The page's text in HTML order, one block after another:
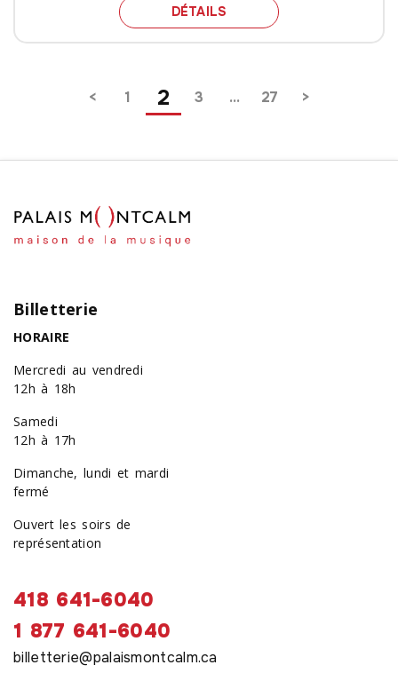
DÉTAILS ÉDITH BUTLER EN 60
Pagination 1 2 3 … 27
Billetterie
HORAIRE
Mercredi au vendredi
12h à 18h
Samedi
12h à 17h
Dimanche, lundi et mardi
fermé
Ouvert les soirs de
représentation
418 641-6040
1 877 641-6040
billetterie@palaismontcalm.ca